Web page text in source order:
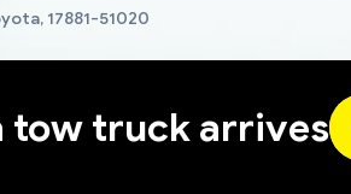
17881-51020
tow truck arrives